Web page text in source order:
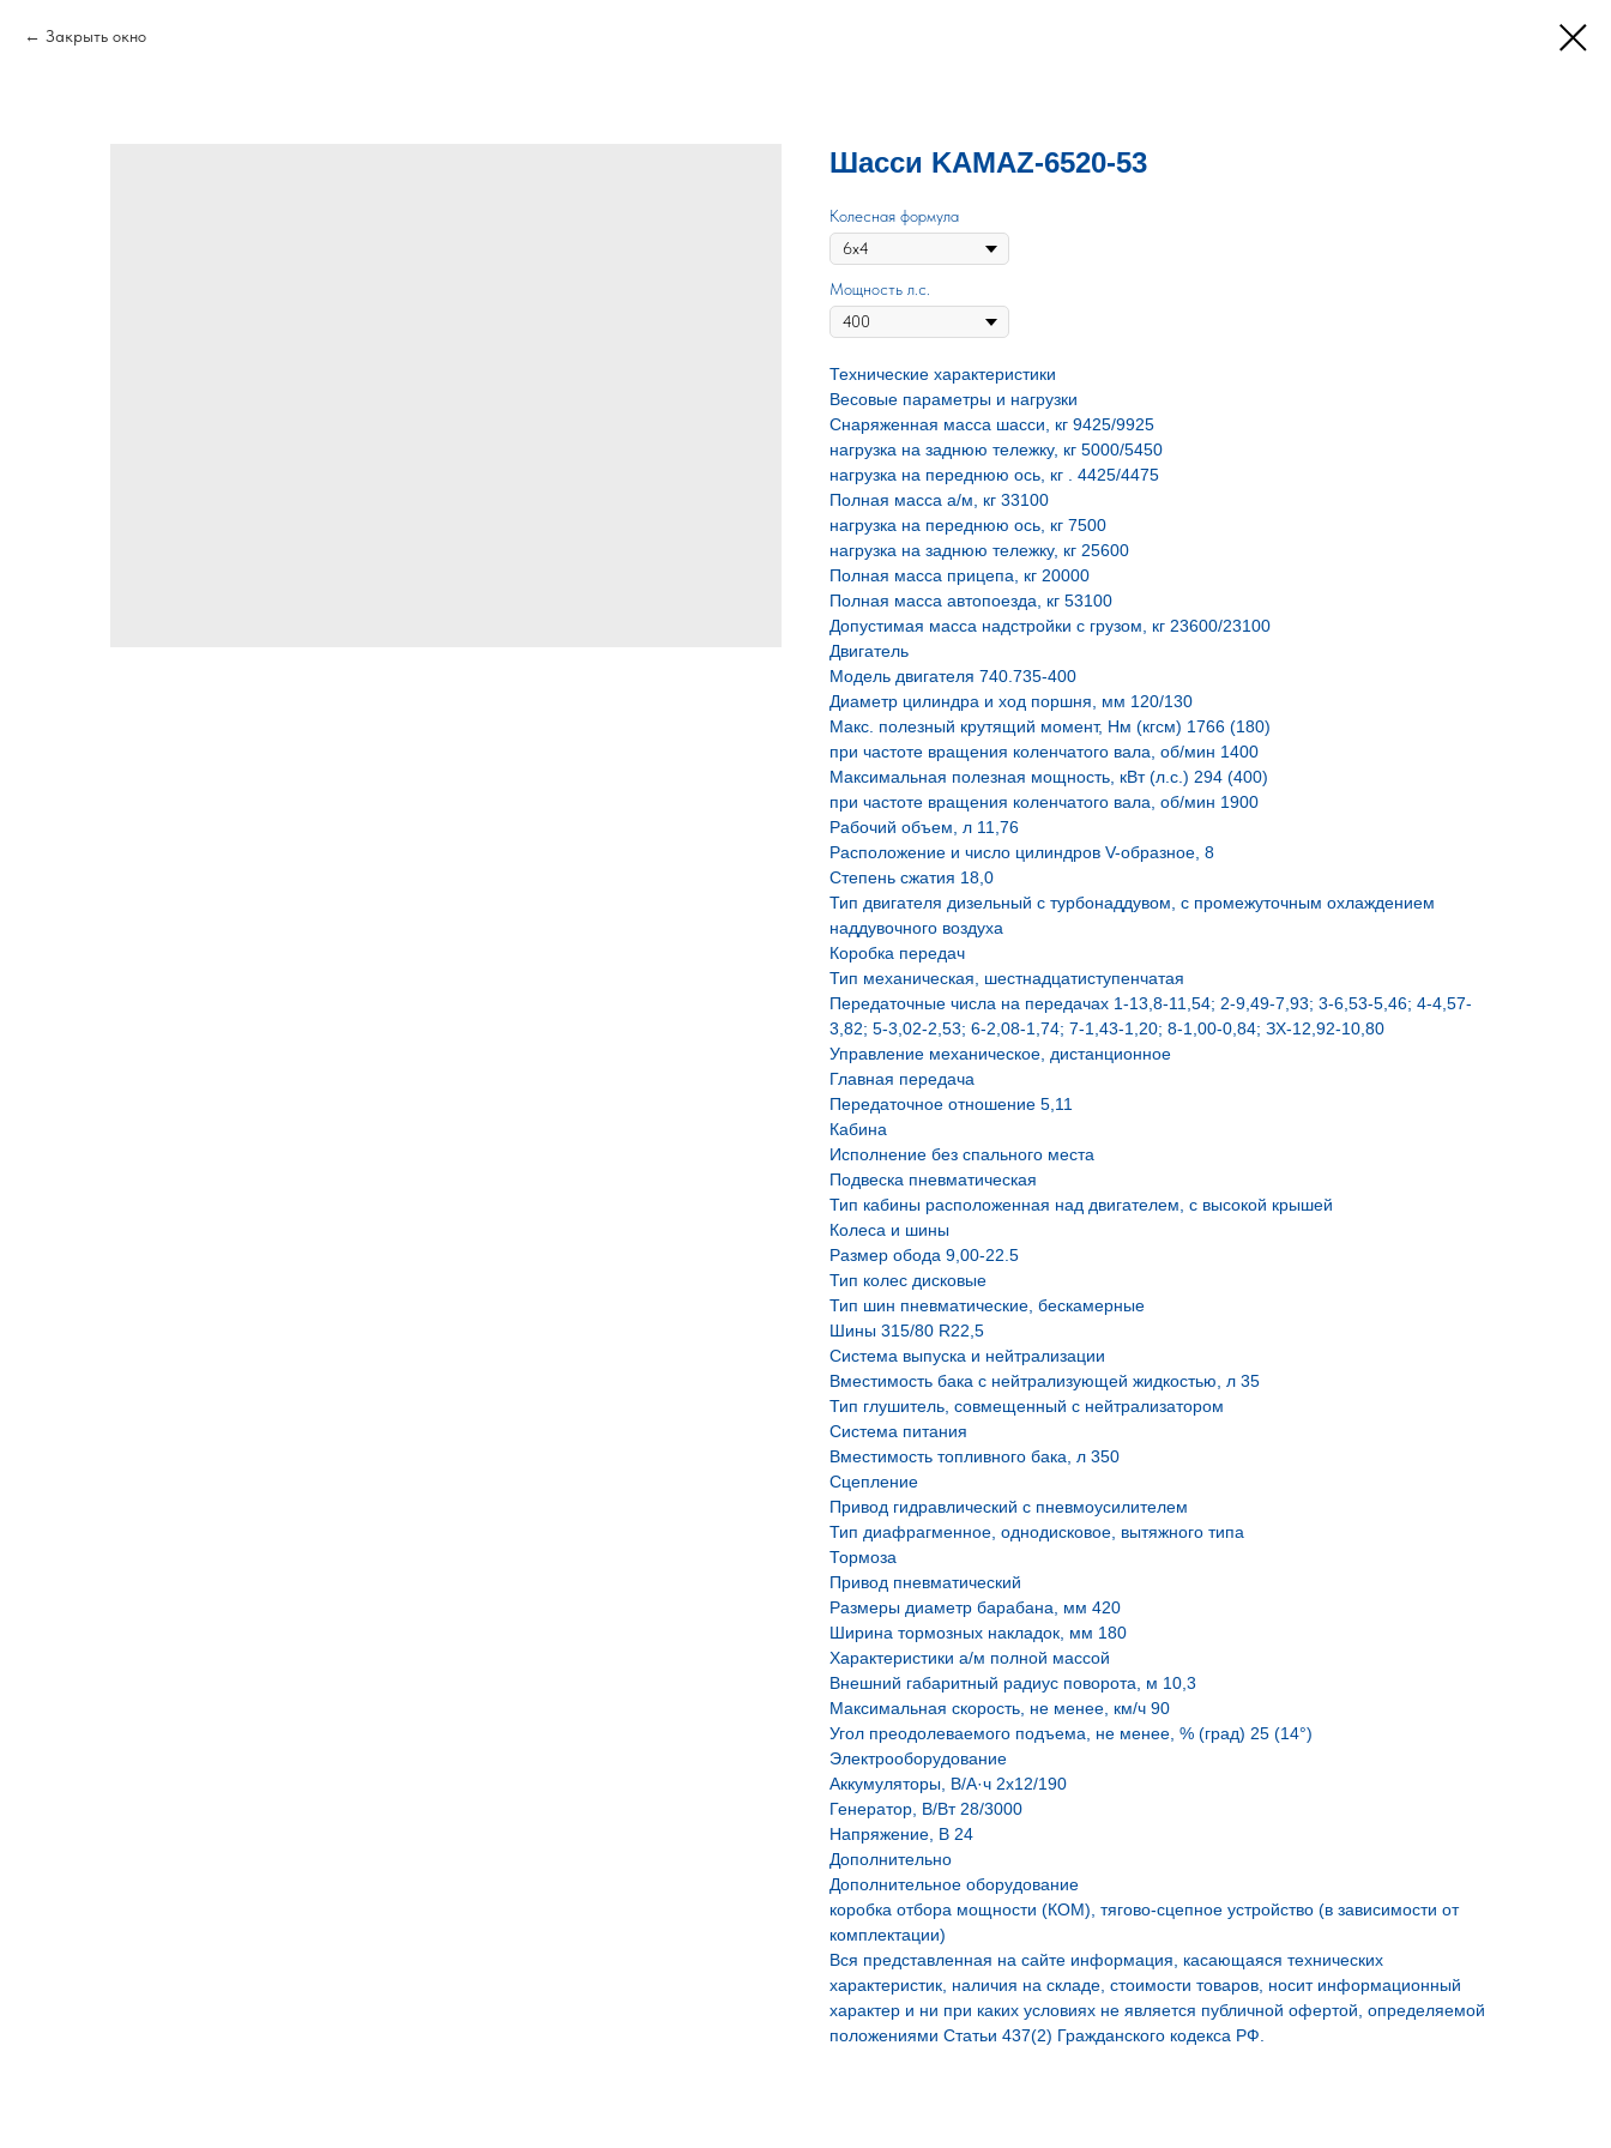
Закрыть окно
Шасси KAMAZ-6520-53
Колесная формула
Мощность л.с.
Технические характеристики
Весовые параметры и нагрузки
Снаряженная масса шасси, кг 9425/9925
нагрузка на заднюю тележку, кг 5000/5450
нагрузка на переднюю ось, кг . 4425/4475
Полная масса а/м, кг 33100
нагрузка на переднюю ось, кг 7500
нагрузка на заднюю тележку, кг 25600
Полная масса прицепа, кг 20000
Полная масса автопоезда, кг 53100
Допустимая масса надстройки с грузом, кг 23600/23100
Двигатель
Модель двигателя 740.735-400
Диаметр цилиндра и ход поршня, мм 120/130
Макс. полезный крутящий момент, Нм (кгсм) 1766 (180)
при частоте вращения коленчатого вала, об/мин 1400
Максимальная полезная мощность, кВт (л.с.) 294 (400)
при частоте вращения коленчатого вала, об/мин 1900
Рабочий объем, л 11,76
Расположение и число цилиндров V-образное, 8
Степень сжатия 18,0
Тип двигателя дизельный с турбонаддувом, с промежуточным охлаждением
наддувочного воздуха
Коробка передач
Тип механическая, шестнадцатиступенчатая
Передаточные числа на передачах 1-13,8-11,54; 2-9,49-7,93; 3-6,53-5,46; 4-4,57-
3,82; 5-3,02-2,53; 6-2,08-1,74; 7-1,43-1,20; 8-1,00-0,84; ЗХ-12,92-10,80
Управление механическое, дистанционное
Главная передача
Передаточное отношение 5,11
Кабина
Исполнение без спального места
Подвеска пневматическая
Тип кабины расположенная над двигателем, с высокой крышей
Колеса и шины
Размер обода 9,00-22.5
Тип колес дисковые
Тип шин пневматические, бескамерные
Шины 315/80 R22,5
Система выпуска и нейтрализации
Вместимость бака с нейтрализующей жидкостью, л 35
Тип глушитель, совмещенный с нейтрализатором
Система питания
Вместимость топливного бака, л 350
Сцепление
Привод гидравлический с пневмоусилителем
Тип диафрагменное, однодисковое, вытяжного типа
Тормоза
Привод пневматический
Размеры диаметр барабана, мм 420
Ширина тормозных накладок, мм 180
Характеристики а/м полной массой
Внешний габаритный радиус поворота, м 10,3
Максимальная скорость, не менее, км/ч 90
Угол преодолеваемого подъема, не менее, % (град) 25 (14°)
Электрооборудование
Аккумуляторы, В/А·ч 2х12/190
Генератор, В/Вт 28/3000
Напряжение, B 24
Дополнительно
Дополнительное оборудование
коробка отбора мощности (КОМ), тягово-сцепное устройство (в зависимости от
комплектации)
Вся представленная на сайте информация, касающаяся технических
характеристик, наличия на складе, стоимости товаров, носит информационный
характер и ни при каких условиях не является публичной офертой, определяемой
положениями Статьи 437(2) Гражданского кодекса РФ.